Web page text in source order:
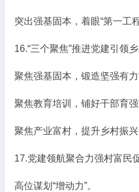
突出强基固本，着眼“第一工
16.“三个聚焦”推进党建引领
聚焦强基固本，锻造坚强有力“
聚焦教育培训，铺好干部育强“
聚焦产业富村，提升乡村振兴“
17.党建领航聚合力强村富民
高位谋划“增动力”。